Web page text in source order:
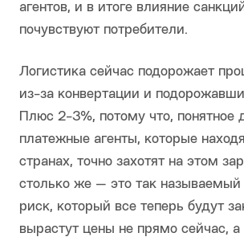
агентов, и в итоге влияние
почувствуют потребители.
Логистика сейчас подорожает
из-за конвертации и
Плюс 2-3%, потому что, понятное
платежные агенты, которые
странах, точно захотят на этом
столько же — это так
риск, который все теперь будут
вырастут цены не прямо сейчас,